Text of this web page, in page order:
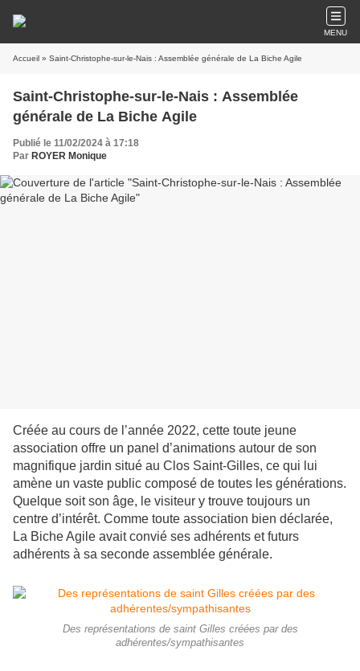
MENU
Accueil » Saint-Christophe-sur-le-Nais : Assemblée générale de La Biche Agile
Saint-Christophe-sur-le-Nais : Assemblée
générale de La Biche Agile
Publié le 11/02/2024 à 17:18
Par ROYER Monique
Créée au cours de l’année 2022, cette toute jeune
association offre un panel d’animations autour de son
magnifique jardin situé au Clos Saint-Gilles, ce qui lui
amène un vaste public composé de toutes les générations.
Quelque soit son âge, le visiteur y trouve toujours un
centre d’intérêt. Comme toute association bien déclarée,
La Biche Agile avait convié ses adhérents et futurs
adhérents à sa seconde assemblée générale.
Des représentations de saint Gilles créées par des
adhérentes/sympathisantes